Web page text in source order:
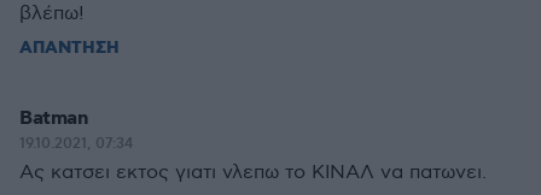
βλέπω!
ΑΠΑΝΤΗΣΗ
Batman
19.10.2021, 07:34
Ας κατσει εκτος γιατι νλεπω το ΚΙΝΑΛ να πατωνει.